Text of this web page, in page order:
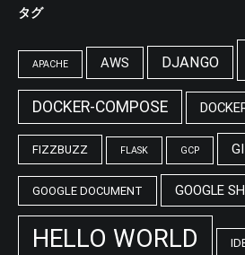
タグ
APACHE AWS DJANGO
DOCKER-COMPOSE
FIZZBUZZ FLASK GCP
GOOGLE DOCUMENT GOOGLE
HELLO WORLD